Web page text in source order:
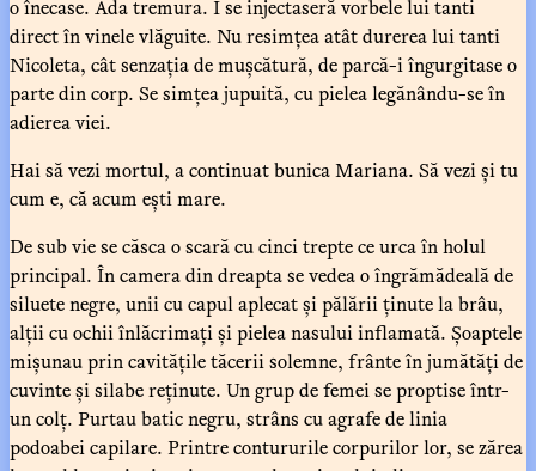
o înecase. Ada tremura. I se injectaseră vorbele lui tanti
direct în vinele vlăguite. Nu resimțea atât durerea lui tanti
Nicoleta, cât senzația de mușcătură, de parcă-i îngurgitase o
parte din corp. Se simțea jupuită, cu pielea legănându-se în
adierea viei.
Hai să vezi mortul, a continuat bunica Mariana. Să vezi și tu
cum e, că acum ești mare.
De sub vie se căsca o scară cu cinci trepte ce urca în holul
principal. În camera din dreapta se vedea o îngrămădeală de
siluete negre, unii cu capul aplecat și pălării ținute la brâu,
alții cu ochii înlăcrimați și pielea nasului inflamată. Șoaptele
mișunau prin cavitățile tăcerii solemne, frânte în jumătăți de
cuvinte și silabe reținute. Un grup de femei se proptise într-
un colț. Purtau batic negru, strâns cu agrafe de linia
podoabei capilare. Printre contururile corpurilor lor, se zărea